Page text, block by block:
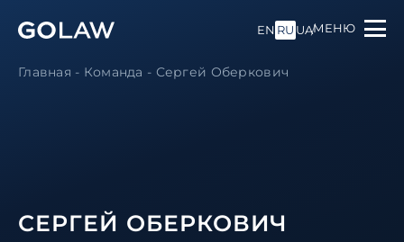
EN RU UAМЕНЮ
Главная - Команда - Сергей Оберкович
СЕРГЕЙ ОБЕРКОВИЧ